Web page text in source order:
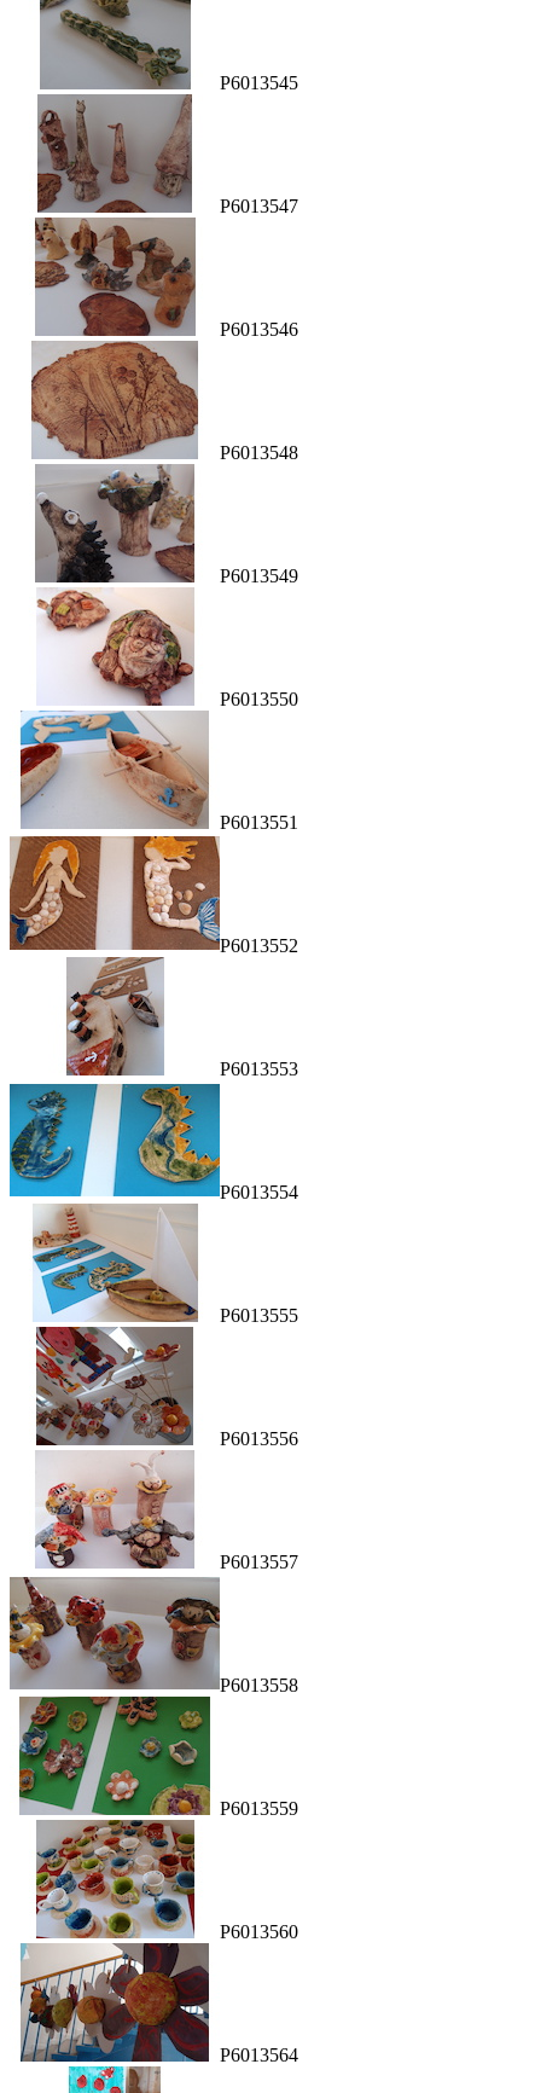
P6013545
P6013547
P6013546
P6013548
P6013549
P6013550
P6013551
P6013552
P6013553
P6013554
P6013555
P6013556
P6013557
P6013558
P6013559
P6013560
P6013564